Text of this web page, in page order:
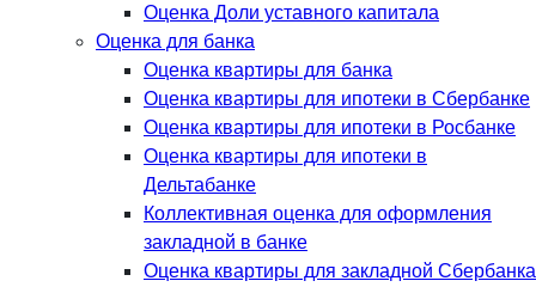
Оценка Доли уставного капитала
Оценка для банка
Оценка квартиры для банка
Оценка квартиры для ипотеки в Сбербанке
Оценка квартиры для ипотеки в Росбанке
Оценка квартиры для ипотеки в
Дельтабанке
Коллективная оценка для оформления
закладной в банке
Оценка квартиры для закладной Сбербанка